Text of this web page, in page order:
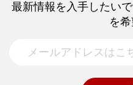
最新情報を入手したい
を